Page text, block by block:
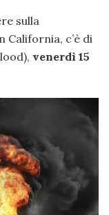
sulla
California, c’è di
venerdì 15